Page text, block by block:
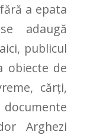
a epata
adaugă
publicul
obiecte de
cărți,
Arghezi